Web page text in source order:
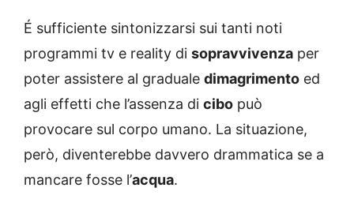
É sufficiente sintonizzarsi sui tanti noti
programmi tv e reality di sopravvivenza per
poter assistere al graduale dimagrimento ed
agli effetti che l’assenza di cibo può
provocare sul corpo umano. La situazione,
però, diventerebbe davvero drammatica se a
mancare fosse l’acqua.